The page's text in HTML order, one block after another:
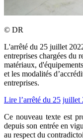
© DR
L'arrêté du 25 juillet
entreprises chargées du
matériaux,
et les modalités
entreprises.
Lire l’arrêté du 25 juillet
Ce nouveau texte est
depuis son entrée en
au respect du